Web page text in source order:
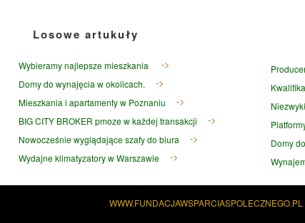
Losowe artukuły
Wybieramy najlepsze mieszkania
Domy do wynajęcia w okolicach.
Mieszkania i apartamenty w Poznaniu
BIG CITY BROKER pmoze w każdej transakcji
Nowocześnie wyglądające szafy do biura
Wydajne klimatyzatory w Warszawie
Domy
WWW.FUNDACJAWSPARCIASPOLECZNEGO.PL